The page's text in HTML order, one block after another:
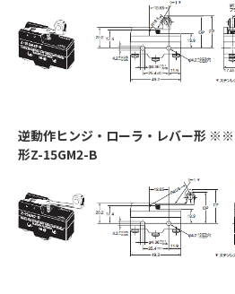
逆動作ヒンジ・ローラ・レバー形 ※※
形Z-15GM2-B